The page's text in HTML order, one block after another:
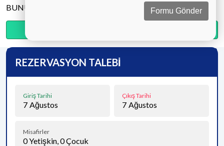
BUNU PAYLAŞ
REZERVASYON TALEBİ
Giriş Tarihi
7 Ağustos
Çıkış Tarihi
7 Ağustos
Misafirler
0Yetişkin,0Çocuk
Formu Gönder